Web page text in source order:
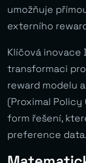
umožňuje
externího
Klíčová inovace
transformaci
reward modelu
(Proximal Policy
form řešení,
preference data.